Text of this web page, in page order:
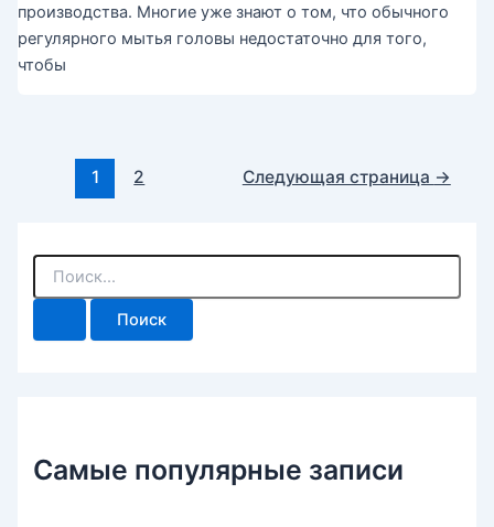
производства. Многие уже знают о том, что обычного
регулярного мытья головы недостаточно для того,
чтобы
Постраничная
навигация
1 2 Следующая страница →
П
и
Самые популярные записи